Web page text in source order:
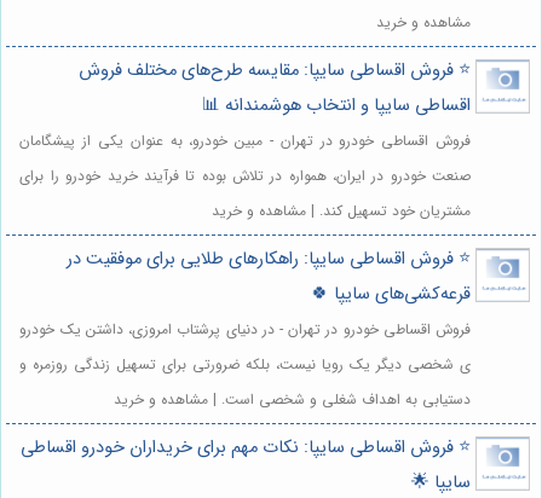
مشاهده و خرید
⭐️ فروش اقساطی سایپا: مقایسه طرح‌های مختلف فروش
اقساطی سایپا و انتخاب هوشمندانه 📊
فروش اقساطی خودرو در تهران - مبین خودرو، به عنوان یکی از پیشگامان
صنعت خودرو در ایران، همواره در تلاش بوده تا فرآیند خرید خودرو را برای
مشتریان خود تسهیل کند. | مشاهده و خرید
⭐️ فروش اقساطی سایپا: راهکارهای طلایی برای موفقیت در
قرعه‌کشی‌های سایپا 🍀
فروش اقساطی خودرو در تهران - در دنیای پرشتاب امروزی، داشتن یک خودرو
ی شخصی دیگر یک رویا نیست، بلکه ضرورتی برای تسهیل زندگی روزمره و
دستیابی به اهداف شغلی و شخصی است. | مشاهده و خرید
⭐️ فروش اقساطی سایپا: نکات مهم برای خریداران خودرو اقساطی
سایپا 🌟